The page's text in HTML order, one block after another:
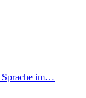
Sprache im…